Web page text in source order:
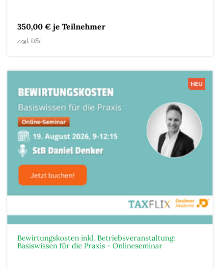
350,00 € je Teilnehmer
zzgl. USt
Bewirtungskosten inkl. Betriebsveranstaltung:
Basiswissen für die Praxis - Onlineseminar